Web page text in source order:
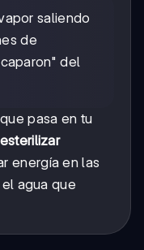
saliendo
de
del
pasa en tu
esterilizar
energía en las
agua que